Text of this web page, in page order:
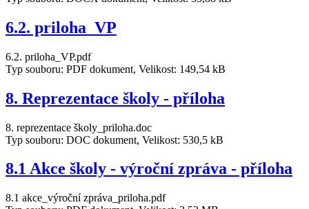
6.2. priloha_VP
6.2. priloha_VP.pdf
Typ souboru: PDF dokument, Velikost: 149,54 kB
8. Reprezentace školy - příloha
8. reprezentace školy_priloha.doc
Typ souboru: DOC dokument, Velikost: 530,5 kB
8.1 Akce školy - výroční zpráva - příloha
8.1 akce_výroční zpráva_priloha.pdf